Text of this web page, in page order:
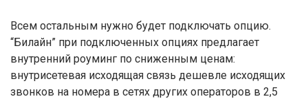
Всем остальным нужно будет подключать опцию.
“Билайн” при подключенных опциях предлагает
внутренний роуминг по сниженным ценам:
внутрисетевая исходящая связь дешевле исходящих
звонков на номера в сетях других операторов в 2,5